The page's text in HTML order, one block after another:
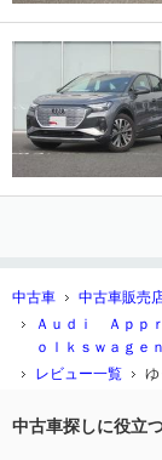
中古車 中古車販売
Ａｕｄｉ Ａｐｐ
ｏｌｋｓｗａｇ
レビュー一覧
中古車探しに役立